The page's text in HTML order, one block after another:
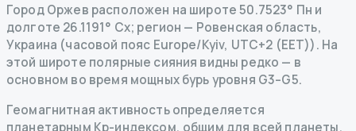
Город Оржев расположен на широте 50.7523° Пн и
долготе 26.1191° Сх; регион — Ровенская область,
Украина (часовой пояс Europe/Kyiv, UTC+2 (EET)). На
этой широте полярные сияния видны редко — в
основном во время мощных бурь уровня G3–G5.
Геомагнитная активность определяется
планетарным Kp-индексом, общим для всей планеты,